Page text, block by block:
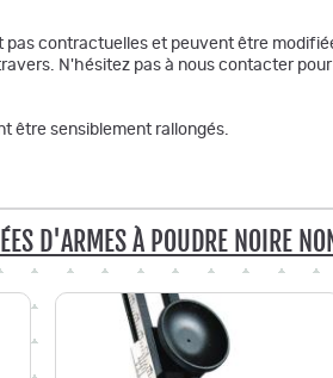
contractuelles et peuvent être
N'hésitez pas à nous contacter
être sensiblement rallongés.
D'ARMES À POUDRE NOIRE